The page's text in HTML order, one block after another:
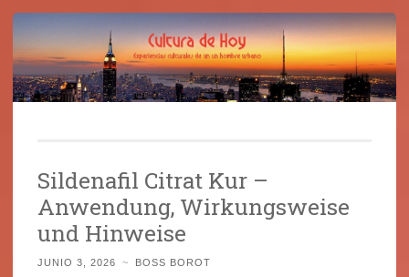
contenido
Sildenafil Citrat Kur –
Anwendung, Wirkungsweise
und Hinweise
JUNIO 3, 2026 ~ BOSS BOROT